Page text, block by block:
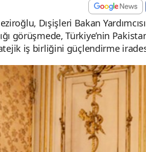
Dışişleri Bakan
görüşmede, Türkiye’nin
iş birliğini güçlendirme